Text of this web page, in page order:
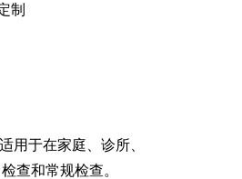
制
用于在家庭、诊所、
查和常规检查。